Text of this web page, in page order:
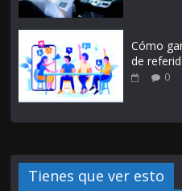
Cómo
de
0
Tienes que ver esto